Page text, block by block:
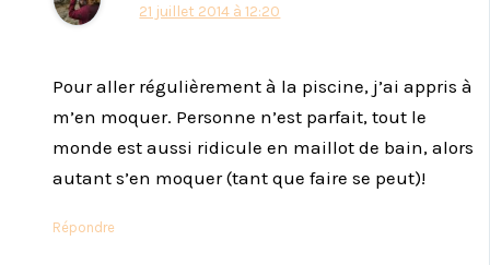
21 juillet 2014 à 12:20
Pour aller régulièrement à la piscine, j’ai appris à
m’en moquer. Personne n’est parfait, tout le
monde est aussi ridicule en maillot de bain, alors
autant s’en moquer (tant que faire se peut)!
Répondre